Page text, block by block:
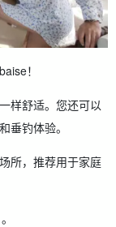
！
样舒适。您还可以
垂钓体验。
所，推荐用于家庭